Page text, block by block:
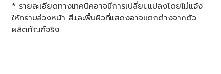
* รายละเอียดทางเทคนิคอาจมีการเปลี่ยนแปลงโดยไม่แจ้ง
ให้ทราบล่วงหน้า สีและพื้นผิวที่แสดงอาจแตกต่างจากตัว
ผลิตภัณฑ์จริง